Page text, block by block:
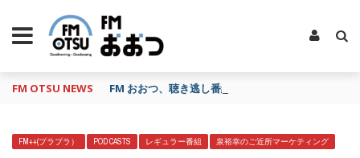
FM OTSU NEWS FM おおつ、聴き逃し番組配信サービス「shelfs」
FM++(プラプラ） POD CASTS レギュラー番組 泉裕幸のご近所マーケティング